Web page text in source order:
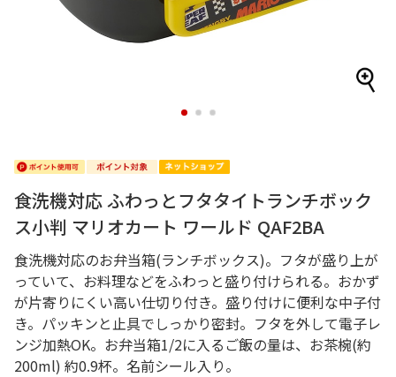
1 2 3
食洗機対応 ふわっとフタタイトランチボック
ス小判 マリオカート ワールド QAF2BA
食洗機対応のお弁当箱(ランチボックス)。フタが盛り上が
っていて、お料理などをふわっと盛り付けられる。おかず
が片寄りにくい高い仕切り付き。盛り付けに便利な中子付
き。パッキンと止具でしっかり密封。フタを外して電子レ
ンジ加熱OK。お弁当箱1/2に入るご飯の量は、お茶椀(約
200ml) 約0.9杯。名前シール入り。